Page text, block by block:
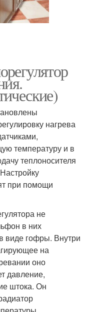
нагрева
температуру и в
теплоносителя
при помощи
не
в них
виде гофры. Внутри
на
оно
давление,
штока. Он